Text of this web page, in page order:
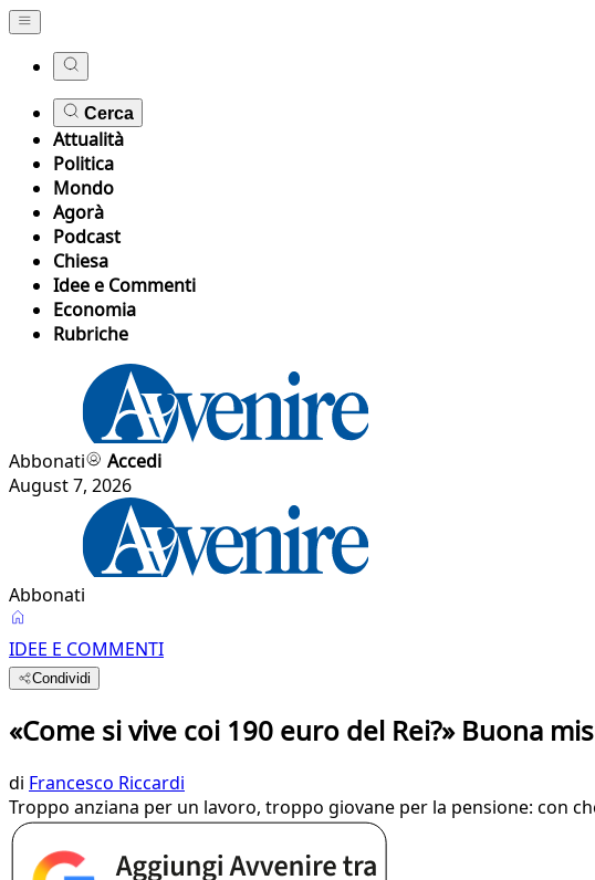
Cerca
Attualità
Politica
Mondo
Agorà
Podcast
Chiesa
Idee e Commenti
Economia
Rubriche
Abbonati
Accedi
August 7, 2026
Abbonati
IDEE E COMMENTI
Condividi
«Come si vive coi 190 euro del Rei?» Buona
di Francesco Riccardi
Troppo anziana per un lavoro, troppo giovane per la pensione: con